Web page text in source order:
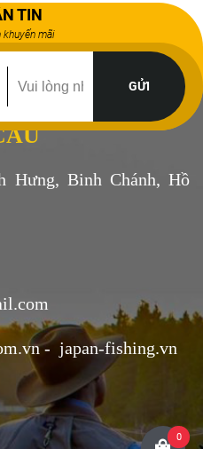
TIN
mãi
Hưng, Binh Chánh, Hồ
- japan-fishing.vn
0